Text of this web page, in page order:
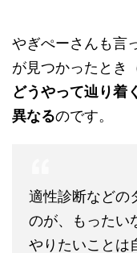
やぎぺーさんも言
が見つかったとき
どうやって辿り着
異なるのです。
適性診断などの
のが、もったい
やりたいことは